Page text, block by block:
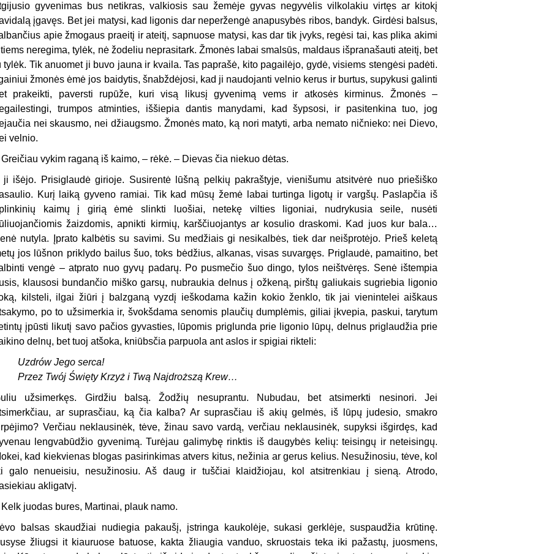
gyvenimas bus netikras, valkiosis sau žemėje gyvas negyvėlis vilkolakiu virtęs ar kitokį
įgavęs. Bet jei matysi, kad ligonis dar neperžengė anapusybės ribos, bandyk. Girdėsi balsus,
apie žmogaus praeitį ir ateitį, sapnuose matysi, kas dar tik įvyks, regėsi tai, kas plika akimi
neregima, tylėk, nė žodeliu neprasitark. Žmonės labai smalsūs, maldaus išpranašauti ateitį, bet
tylėk. Tik anuomet ji buvo jauna ir kvaila. Tas paprašė, kito pagailėjo, gydė, visiems stengėsi padėti.
žmonės ėmė jos baidytis, šnabždėjosi, kad ji naudojanti velnio kerus ir burtus, supykusi galinti
prakeikti, paversti rupūže, kuri visą likusį gyvenimą vems ir atkosės kirminus. Žmonės –
trumpos atminties, iššiepia dantis manydami, kad šypsosi, ir pasitenkina tuo, jog
nei skausmo, nei džiaugsmo. Žmonės mato, ką nori matyti, arba nemato ničnieko: nei Dievo,
velnio.
vykim raganą iš kaimo, – rėkė. – Dievas čia niekuo dėtas.
ji išėjo. Prisiglaudė girioje. Susirentė lūšną pelkių pakraštyje, vienišumu atsitvėrė nuo priešiško
Kurį laiką gyveno ramiai. Tik kad mūsų žemė labai turtinga ligotų ir vargšų. Paslapčia iš
kaimų į girią ėmė slinkti luošiai, netekę vilties ligoniai, nudrykusia seile, nusėti
žaizdomis, apnikti kirmių, karščiuojantys ar kosulio draskomi. Kad juos kur bala…
nutyla. Įprato kalbėtis su savimi. Su medžiais gi nesikalbės, tiek dar neišprotėjo. Prieš keletą
jos lūšnon priklydo bailus šuo, toks bėdžius, alkanas, visas suvargęs. Priglaudė, pamaitino, bet
vengė – atprato nuo gyvų padarų. Po pusmečio šuo dingo, tylos neištvėręs. Senė ištempia
klausosi bundančio miško garsų, nubraukia delnus į ožkeną, pirštų galiukais sugriebia ligonio
kilsteli, ilgai žiūri į balzganą vyzdį ieškodama kažin kokio ženklo, tik jai vienintelei aiškaus
po to užsimerkia ir, švokšdama senomis plaučių dumplėmis, giliai įkvepia, paskui, tarytum
įpūsti likutį savo pačios gyvasties, lūpomis priglunda prie ligonio lūpų, delnus priglaudžia prie
delnų, bet tuoj atšoka, kniūbsčia parpuola ant aslos ir spigiai rikteli:
Uzdrów Jego serca!
Przez Twój Święty Krzyż i Twą Najdroższą Krew…
užsimerkęs. Girdžiu balsą. Žodžių nesuprantu. Nubudau, bet atsimerkti nesinori. Jei
ar suprasčiau, ką čia kalba? Ar suprasčiau iš akių gelmės, iš lūpų judesio, smakro
Verčiau neklausinėk, tėve, žinau savo vardą, verčiau neklausinėk, supyksi išgirdęs, kad
lengvabūdžio gyvenimą. Turėjau galimybę rinktis iš daugybės kelių: teisingų ir neteisingų.
kad kiekvienas blogas pasirinkimas atvers kitus, nežinia ar gerus kelius. Nesužinosiu, tėve, kol
galo nenueisiu, nesužinosiu. Aš daug ir tuščiai klaidžiojau, kol atsitrenkiau į sieną. Atrodo,
akligatvį.
juodas bures, Martinai, plauk namo.
balsas skaudžiai nudiegia pakaušį, įstringa kaukolėje, sukasi gerklėje, suspaudžia krūtinę.
žliugsi it kiauruose batuose, kakta žliaugia vanduo, skruostais teka iki pažastų, juosmens,